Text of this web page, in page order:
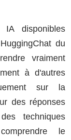
disponibles
du
vraiment
à d'autres
sur la
des réponses
techniques
le